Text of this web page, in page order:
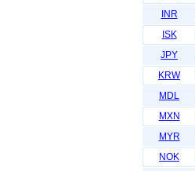
INR
ISK
JPY
KRW
MDL
MXN
MYR
NOK